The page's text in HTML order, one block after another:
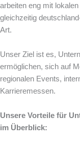
arbeiten eng mit
gleichzeitig
Art.
Unser Ziel ist es,
ermöglichen, sich auf
regionalen Events,
Karrieremessen.
Unsere Vorteile für
im Überblick: